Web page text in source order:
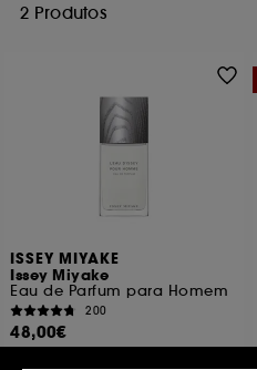
2 Produtos
ISSEY MIYAKE
Issey Miyake
Eau de Parfum para Homem
200
48,00€